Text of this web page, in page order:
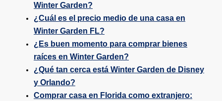
Winter Garden?
¿Cuál es el precio medio de una casa en
Winter Garden FL?
¿Es buen momento para comprar bienes
raíces en Winter Garden?
¿Qué tan cerca está Winter Garden de Disney
y Orlando?
Comprar casa en Florida como extranjero: